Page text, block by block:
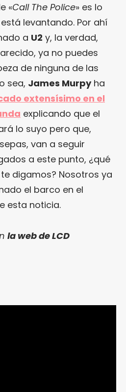
«Call The Police» es lo
levantando. Por ahí
a U2 y, la verdad,
ya no puedes
de ninguna de las
sea, James Murpyha
extensísimo en el
explicando que el
lo suyo pero que,
van a seguir
a este punto, ¿qué
digamos? Nosotros ya
el barco en el
esta noticia.
la web de LCD